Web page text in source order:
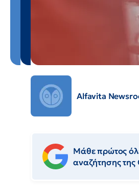
Alfavita
Μάθε πρώτος
αναζήτησης της